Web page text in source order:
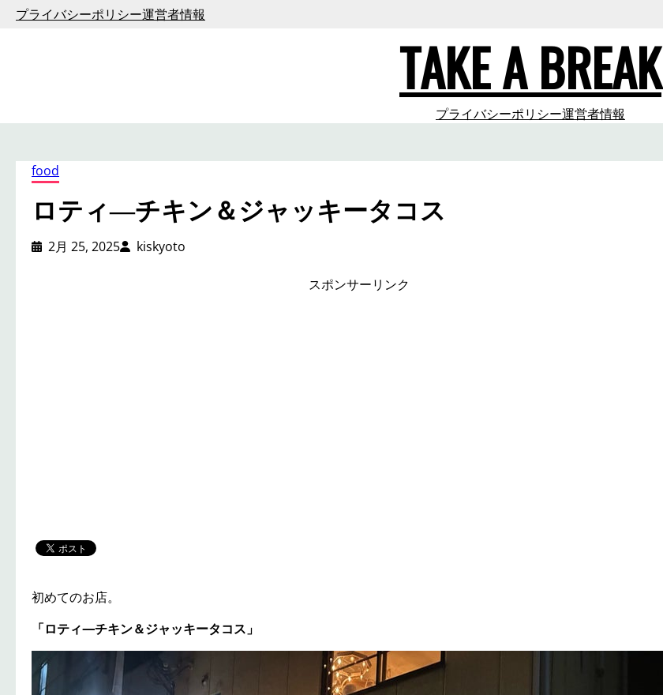
プ
プライバシーポリシー運営者情報
TAKE A BREAK
プライバシーポリシー運営者情報
food
ロティ―チキン＆ジャッキータコス
2月 25, 2025 kiskyoto
スポンサーリンク
初めてのお店。
「ロティ―チキン＆ジャッキータコス」